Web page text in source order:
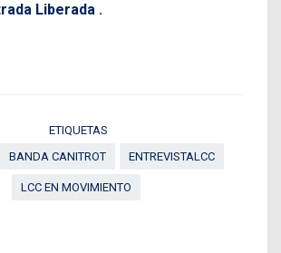
Liberada .
ETIQUETAS
BANDA CANITROT ENTREVISTALCC
LCC EN MOVIMIENTO